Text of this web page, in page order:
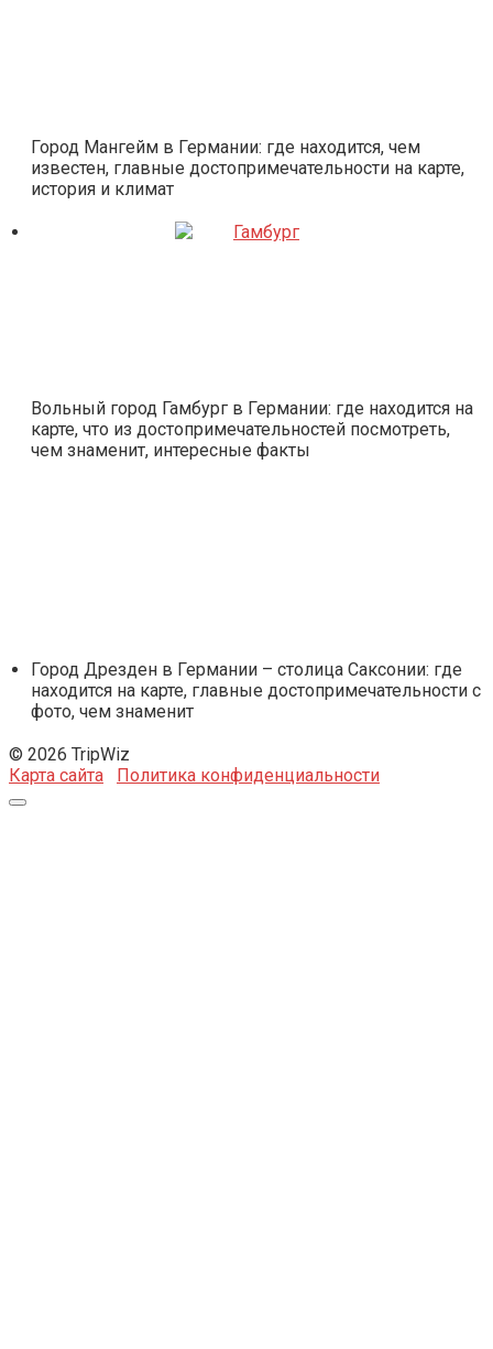
Город Мангейм в Германии: где находится, чем
известен, главные достопримечательности на карте,
история и климат
Вольный город Гамбург в Германии: где находится на
карте, что из достопримечательностей посмотреть,
чем знаменит, интересные факты
Город Дрезден в Германии – столица Саксонии: где
находится на карте, главные достопримечательности с
фото, чем знаменит
© 2026 TripWiz
Карта сайта
Политика конфиденциальности